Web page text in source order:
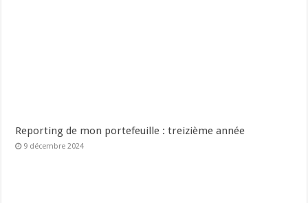
Reporting de mon portefeuille : treizième année
9 décembre 2024